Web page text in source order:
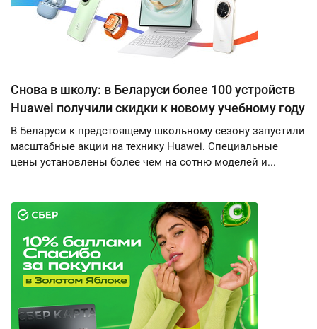
Снова в школу: в Беларуси более 100 устройств
Huawei получили скидки к новому учебному году
В Беларуси к предстоящему школьному сезону запустили
масштабные акции на технику Huawei. Специальные
цены установлены более чем на сотню моделей и...